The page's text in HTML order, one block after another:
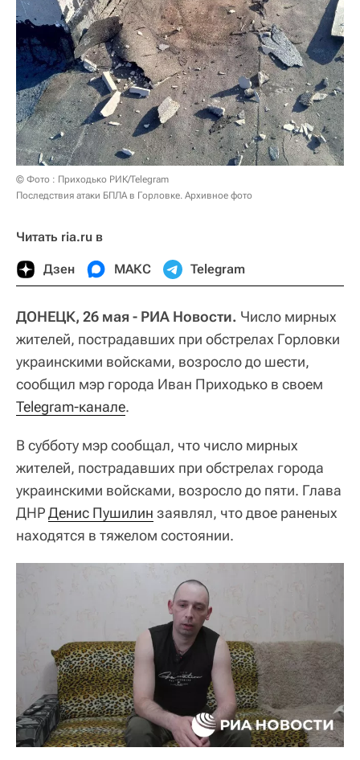
© Фото : Приходько РИК/Telegram
Последствия атаки БПЛА в Горловке. Архивное фото
Читать ria.ru в
Дзен МАКС Telegram
ДОНЕЦК, 26 мая - РИА Новости. Число мирных
жителей, пострадавших при обстрелах Горловки
украинскими войсками, возросло до шести,
сообщил мэр города Иван Приходько в своем
Telegram-канале.
В субботу мэр сообщал, что число мирных
жителей, пострадавших при обстрелах города
украинскими войсками, возросло до пяти. Глава
ДНРДенис Пушилин заявлял, что двое раненых
находятся в тяжелом состоянии.